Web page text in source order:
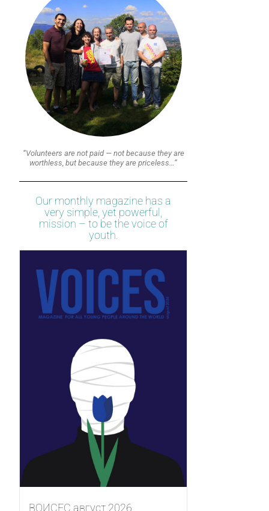
“Volunteers are not paid — not because they are
worthless, but because they are priceless…”
Our monthly magazine has a
very simple, yet powerful,
mission – to be the voice of
youth.
ВОИСЕС август 2026